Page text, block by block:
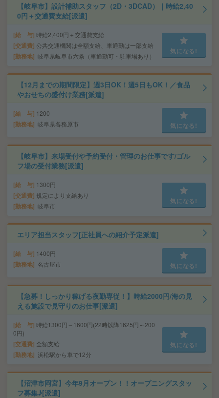
【岐阜市】設計補助スタッフ（2D・3DCAD）｜時給2,40
0円＋交通費支給[派遣]
給 与 時給2,400円＋交通費支給
交通費 公共交通機関は全額支給、車通勤は一部支給
勤務地 岐阜県岐阜市六条（車通勤可・駐車場あり）
気になる!
【12月までの期間限定】週3日OK！週5日もOK！／食品
やおせちの盛付け業務[派遣]
給 与 1200
勤務地 岐阜県各務原市 気になる!
【岐阜市】来場受付や予約受付・管理のお仕事です/ゴル
フ場の受付業務[派遣]
給 与 1300円
交通費 規定により支給あり
勤務地 岐阜市
気になる!
エリア担当スタッフ[正社員への紹介予定派遣]
給 与 1400円
勤務地 名古屋市 気になる!
【急募！しっかり稼げる夜勤専従！】時給2000円/海の見
える施設で見守りのお仕事[派遣]
給 与 時給1300円～1600円(22時以降1625円～200
0円)
交通費 全額支給
勤務地 浜松駅から車で12分
気になる!
【沼津市岡宮】今年9月オープン！！オープニングスタッ
フ募集♪[派遣]